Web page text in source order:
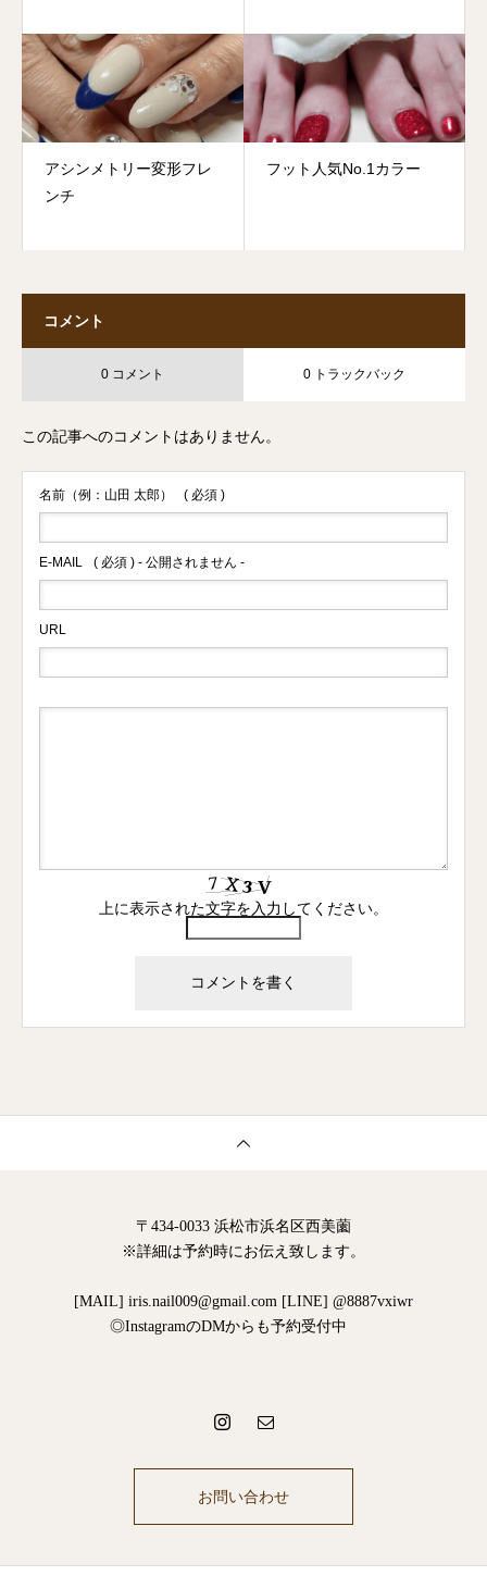
アシンメトリー変形フレ
ンチ
フット人気No.1カラー
コメント
0 コメント 0 トラックバック
この記事へのコメントはありません。
名前（例：山田 太郎） ( 必須 )
E-MAIL ( 必須 ) - 公開されません -
URL
上に表示された文字を入力してください。
〒434-0033 浜松市浜名区西美薗
※詳細は予約時にお伝え致します。
[MAIL] iris.nail009@gmail.com [LINE] @8887vxiwr
◎InstagramのDMからも予約受付中
お問い合わせ